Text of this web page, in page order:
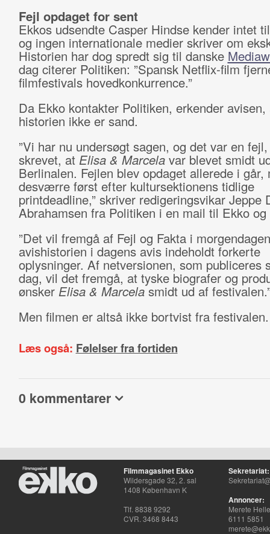
Fejl opdaget for sent
Ekkos udsendte Casper Hindse kender intet
og ingen internationale medier skriver om
Historien har dog spredt sig til danske
dag citerer Politiken: ”Spansk Netflix-film
filmfestivals hovedkonkurrence.”
Da Ekko kontakter Politiken, erkender avisen,
historien ikke er sand.
”Vi har nu undersøgt sagen, og det var en
skrevet, at Elisa & Marcelavar blevet smidt
Berlinalen. Fejlen blev opdaget allerede i går,
desværre først efter kultursektionens tidlige
printdeadline,” skriver redigeringsvikar Jeppe
Abrahamsen fra Politiken i en mail til Ekko
”Det vil fremgå af Fejl og Fakta i
avishistorien i dagens avis indeholdt forkerte
oplysninger. Af netversionen, som publiceres
dag, vil det fremgå, at tyske biografer og
ønsker Elisa & Marcelasmidt ud af
Men filmen er altså ikke bortvist fra festivalen.
Læs også: Følelser fra fortiden
0 kommentarer
Filmmagasinet Ekko
Wildersgade 32, 2. sal
1408 København K
Tlf. 8838 9292
CVR. 3468 8443
Sekretariat:
Annoncer:
Merete
6111 5851